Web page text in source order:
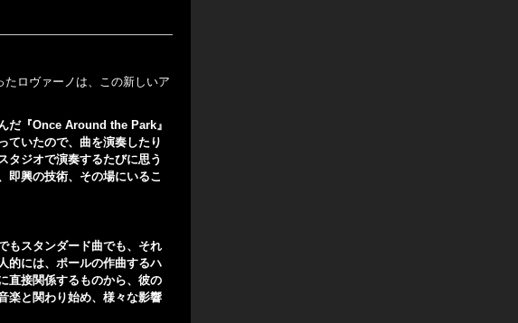
ロヴァーノは、この新しいア
だ『Once Around the Park』
ていたので、曲を演奏したり
タジオで演奏するたびに思う
即興の技術、その場にいるこ
もスタンダード曲でも、それ
的には、ポールの作曲するハ
直接関係するものから、彼の
楽と関わり始め、様々な影響